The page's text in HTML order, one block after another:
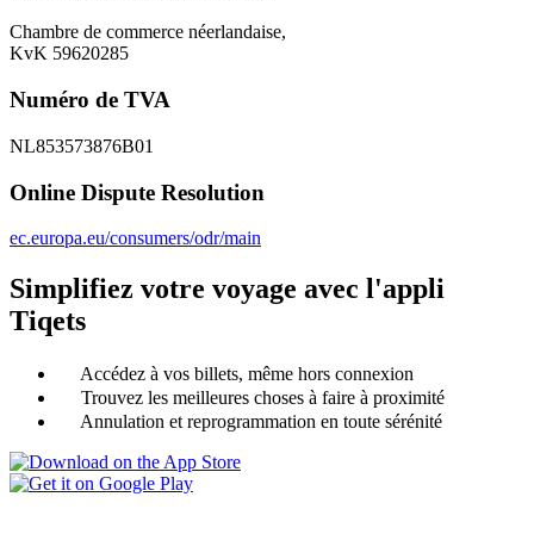
Chambre de commerce néerlandaise,
KvK 59620285
Numéro de TVA
NL853573876B01
Online Dispute Resolution
ec.europa.eu/consumers/odr/main
Simplifiez votre voyage avec l'appli
Tiqets
Accédez à vos billets, même hors connexion
Trouvez les meilleures choses à faire à proximité
Annulation et reprogrammation en toute sérénité